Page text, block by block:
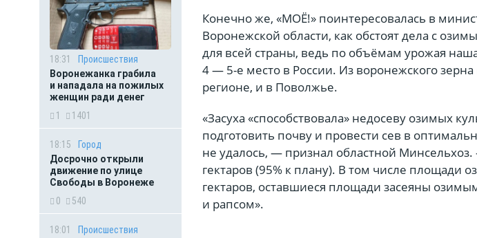
18:31
Происшествия
Воронежанка грабила
и нападала на пожилых
женщин ради денег
1
1401
18:15
Город
Досрочно открыли
движение по улице
Свободы в Воронеже
0
540
18:01
Происшествия
Конечно же, «МОЁ!» поинтересовалась в
Воронежской области, как обстоят дела с
для всей страны, ведь по объёмам урожая
4 — 5-е место в России. Из воронежского
регионе, и в Поволжье.
«Засуха «способствовала» недосеву озимых
подготовить почву и провести сев в
не удалось, — признал областной
гектаров (95% к плану). В том числе площади
гектаров, оставшиеся площади засеяны
и рапсом».